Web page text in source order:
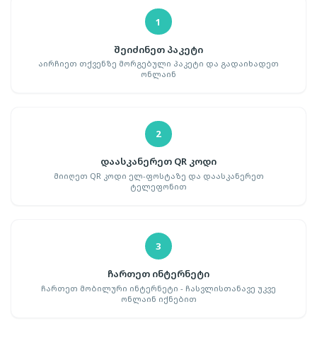
1
შეიძინეთ პაკეტი
აირჩიეთ თქვენზე მორგებული პაკეტი და გადაიხადეთ
ონლაინ
2
დაასკანერეთ QR კოდი
მიიღეთ QR კოდი ელ-ფოსტაზე და დაასკანერეთ
ტელეფონით
3
ჩართეთ ინტერნეტი
ჩართეთ მობილური ინტერნეტი - ჩასვლისთანავე უკვე
ონლაინ იქნებით